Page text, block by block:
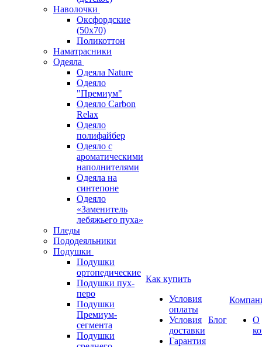
Наволочки
Оксфордские
(50х70)
Поликоттон
Наматрасники
Одеяла
Одеяла Nature
Одеяло
"Премиум"
Одеяло Carbon
Relax
Одеяло
полифайбер
Одеяло с
ароматическими
наполнителями
Одеяла на
синтепоне
Одеяло
«Заменитель
лебяжьего пуха»
Пледы
Пододеяльники
Подушки
Подушки
ортопедические
Подушки пух-
перо
Подушки
Премиум-
сегмента
Подушки
Как купить
Условия
оплаты
Условия
доставки
Гарантия
Блог
О